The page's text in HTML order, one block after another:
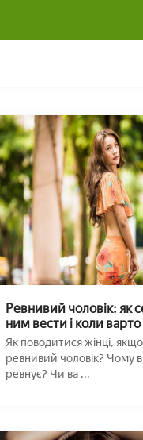
Ревнивий чоловік: як
ним вести і коли варто
Як поводитися жінці, якщо
ревнивий чоловік? Чому
ревнує? Чи ва ...